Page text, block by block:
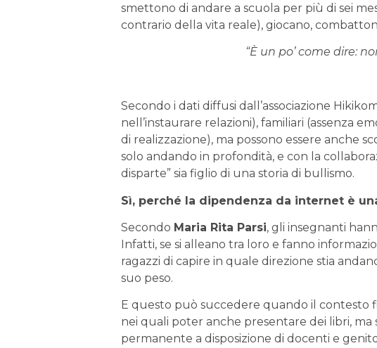
smettono di andare a scuola per più di sei
contrario della vita reale), giocano,
“È un po’ come dire:
Secondo i dati diffusi dall’associazione
nell’instaurare relazioni), familiari (assenza
di realizzazione), ma possono essere anche
solo andando in profondità, e con la
disparte” sia figlio di una storia di bullismo.
Sì, perché la dipendenza da internet è
Secondo Maria Rita Parsi, gli insegnanti
Infatti, se si alleano tra loro e fanno
ragazzi di capire in quale direzione stia
suo peso.
E questo può succedere quando il contesto
nei quali poter anche presentare dei libri,
permanente a disposizione di docenti e